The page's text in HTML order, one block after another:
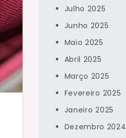
Julho 2025
Junho 2025
Maio 2025
Abril 2025
Março 2025
Fevereiro 2025
Janeiro 2025
Dezembro 2024